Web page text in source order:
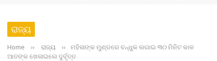
ରାଜ୍ୟ
Home ›› ରାଜ୍ୟ ››
ମହିଳାଙ୍କ ମୁଣ୍ଡରେ ବନ୍ଧୁକ ଲଗାଇ ୩୦ ମିନିଟ କାଳ
ଆତଙ୍କ ଖେଳାଇଲେ ଦୁର୍ବୃତ୍ତ